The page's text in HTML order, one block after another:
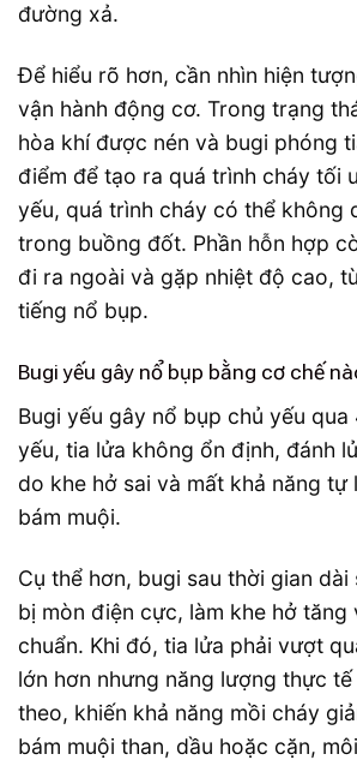
đường xả.
Để hiểu rõ hơn, cần nhìn hiện
vận hành động cơ. Trong trạng
hòa khí được nén và bugi phóng
điểm để tạo ra quá trình cháy tối
yếu, quá trình cháy có thể không
trong buồng đốt. Phần hỗn hợp
đi ra ngoài và gặp nhiệt độ cao,
tiếng nổ bụp.
Bugi yếu gây nổ bụp bằng cơ chế
Bugi yếu gây nổ bụp chủ yếu
yếu, tia lửa không ổn định, đánh
do khe hở sai và mất khả năng tự
bám muội.
Cụ thể hơn, bugi sau thời gian
bị mòn điện cực, làm khe hở tăng
chuẩn. Khi đó, tia lửa phải vượt
lớn hơn nhưng năng lượng thực
theo, khiến khả năng mồi cháy
bám muội than, dầu hoặc cặn,